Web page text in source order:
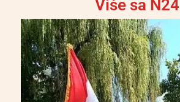
Više sa N24